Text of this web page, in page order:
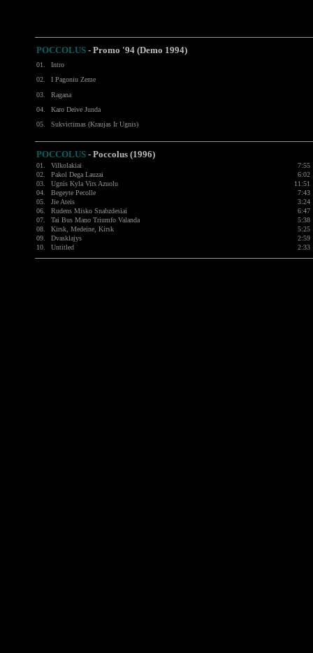
POCCOLUS - Promo '94 (Demo 1994)
01.
Intro
02.
I Pagoniu Zeme
03.
Ragana
04.
Karo Deive Junda
05.
Sukvictimas (Kraujas Ir Ugnis)
POCCOLUS - Poccolus (1996)
01. Vilkolakiai
7:55
02.
Pakol Dega Lauzai
6:02
03.
Ugnis Kyla Virs Azuolu
11:51
04.
Begeyte Pecolle
7:43
05.
Jie Ateis
3:24
06.
Rudens Misko Snabzdesiai
6:47
07.
Tai Bus Mano Triumfo Valanda
5:38
08.
Kirsk, Medeine, Kirsk
5:25
09.
Dvasklajys
2:59
10.
Untitled 2:33